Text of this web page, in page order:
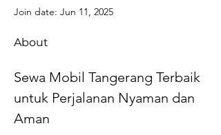
Join date: Jun 11, 2025
About
Sewa Mobil Tangerang Terbaik
untuk Perjalanan Nyaman dan
Aman